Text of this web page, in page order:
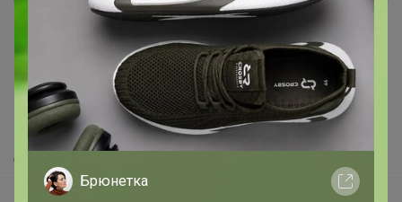
Как здесь все устроено?
Как сделать заказ?
Как получить?
Доставка
Шоурумы
Брюнетка